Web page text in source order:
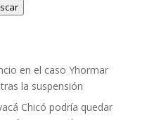
en el caso Yhormar
la suspensión
Chicó podría quedar